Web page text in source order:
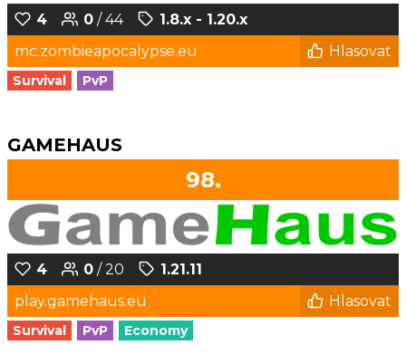
4 0 / 44
1.8.x - 1.20.x
mc.zombieapocalypse.eu
Hlasovat
Survival PvP
GAMEHAUS
98.
4 0 / 20
1.21.11
play.gamehaus.eu
Hlasovat
Survival PvP Economy